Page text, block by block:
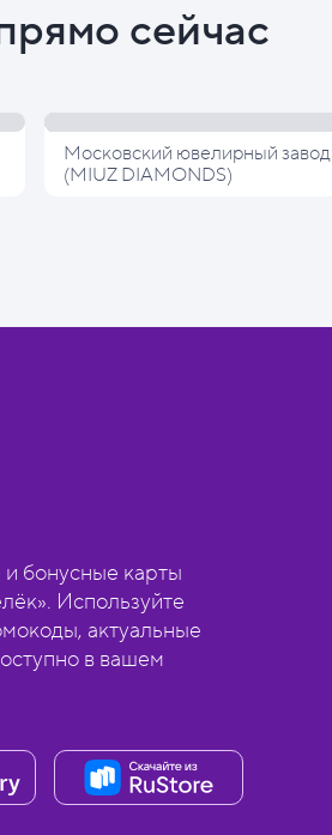
сейчас
Московский ювелирный завод
(MIUZ DIAMONDS)
бонусные карты
Используйте
актуальные
в вашем